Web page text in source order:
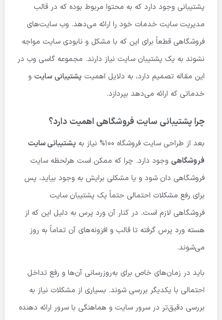
پشتیبانی وجود دارد که به محتوا مربوط بوده که در قالب
مدیریت سایت خدمات خود را ارائه می‌دهد. وب سایت‌های
فروشگاهی قطعاً برای این که با مشکل و نابودی سایت مواجه
نشوند به یک پشتیبان سایت نیاز دارند. مجموعه گاسی وب در
این مقاله تصمیم دارد، به دلایل اهمیت پشتیبانی سایت و
خدماتی که ارائه می‌دهد بپردازد.
چرا پشتیبانی سایت فروشگاهی اهمیت دارد؟
بعد از طراحی سایت فروشگاه 100% نیاز به
پشتیبانی سایت
فروشگاهی وجود دارد. چرا که ممکن است هرلحظه سایت
فروشگاهی دان شود و یا مشکلی برایش به وجود بیاید، پس
برای رفع مشکلات احتمالی حتماً یک پشتیبان سایت
فروشگاهی لازم است. در کنار آن ورد پرس به دلیل این که از
هسته ورد پرس گرفته تا قالب و افزونه‌های آن تماماً به روز
می‌شوند.
باید در زمان‌های خاص برای به‌روزرسانی آن‌ها و رفع تداخل
احتمالی با یکدیگر بررسی شوند. بسیاری از مشکلات نیاز به
بررسی دقیق‌تر در سرور سایت و هماهنگی با سرور ارائه دهنده